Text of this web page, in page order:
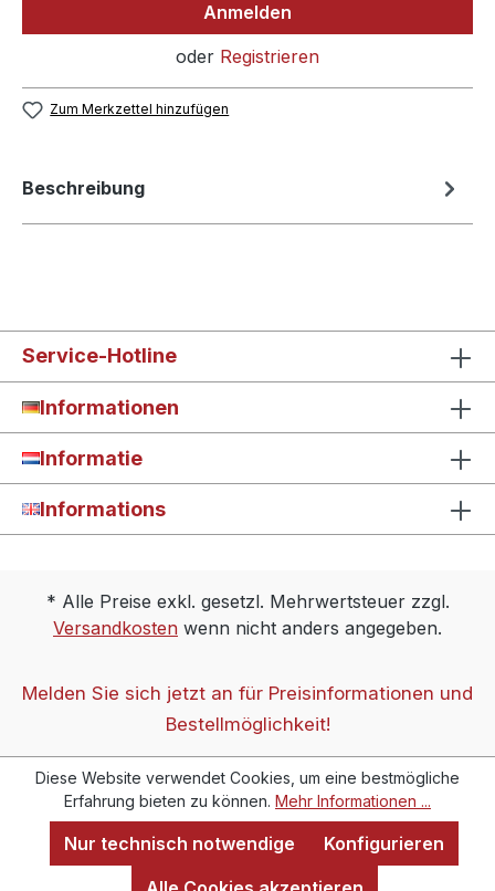
Anmelden
oder Registrieren
Zum Merkzettel hinzufügen
Beschreibung
Service-Hotline
Informationen
Informatie
Informations
* Alle Preise exkl. gesetzl. Mehrwertsteuer zzgl.
Versandkosten wenn nicht anders angegeben.
Melden Sie sich jetzt an für Preisinformationen und
Bestellmöglichkeit!
Diese Website verwendet Cookies, um eine bestmögliche
Erfahrung bieten zu können. Mehr Informationen ...
Nur technisch notwendige
Konfigurieren